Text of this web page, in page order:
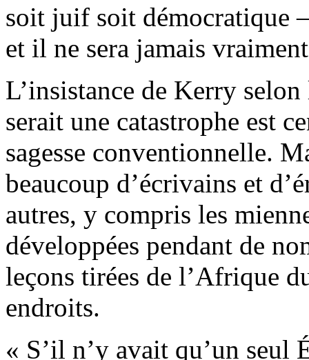
soit juif soit démocratique
et il ne sera jamais
L’insistance de Kerry
serait une catastrophe est
sagesse conventionnelle.
beaucoup d’écrivains et
autres, y compris les
développées pendant de
leçons tirées de l’Afrique
endroits.
« S’il n’y avait qu’un